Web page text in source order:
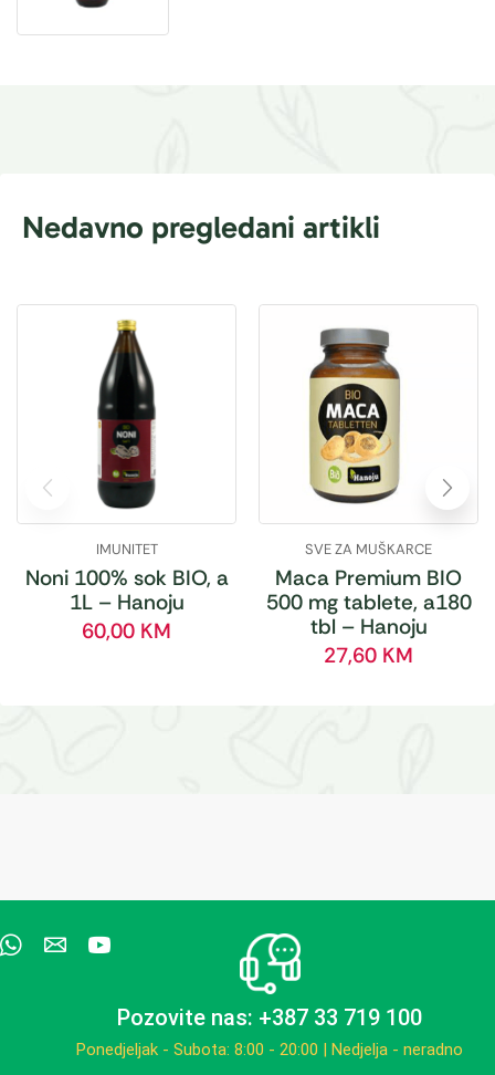
Nedavno pregledani artikli
IMUNITET
Noni 100% sok BIO, a
1L – Hanoju
60,00 KM
SVE ZA MUŠKARCE
Maca Premium BIO
500 mg tablete, a180
tbl – Hanoju
27,60 KM
Pozovite nas: +387 33 719 100
Ponedjeljak - Subota: 8:00 - 20:00 | Nedjelja - neradno